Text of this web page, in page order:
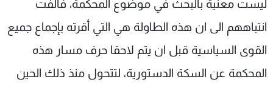
ليست معنية بالبحث في موضوع المحكمة، فألفت
انتباههم الى ان هذه الطاولة هي التي أقرته بإجماع جميع
القوى السياسية قبل ان يتم لاحقا حرف مسار هذه
المحكمة عن السكة الدستورية، لتتحول منذ ذلك الحين